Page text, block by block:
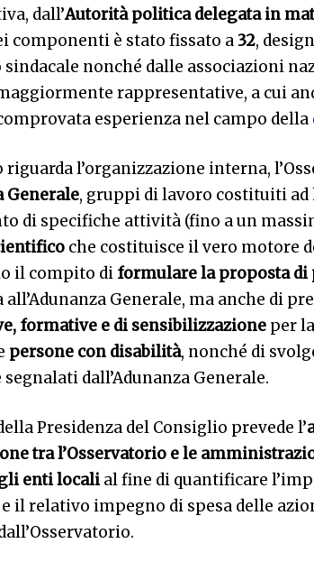
dall’Autorità politica delegata in
componenti è stato fissato a32,
sindacale nonché dalle associazioni
rappresentative, a cui
esperienza nel campo della
riguarda l’organizzazione interna,
Generale, gruppi di lavoro costituiti ad
di specifiche attività (fino a un
che costituisce il vero motore
il compito di formulare la proposta di
Generale, ma anche di
formative e di sensibilizzazione per
persone con disabilità, nonché di
segnalati dall’Adunanza Generale.
Presidenza del Consiglio prevede l’
tra l’Osservatorio e le
enti locali al fine di quantificare
il relativo impegno di spesa delle